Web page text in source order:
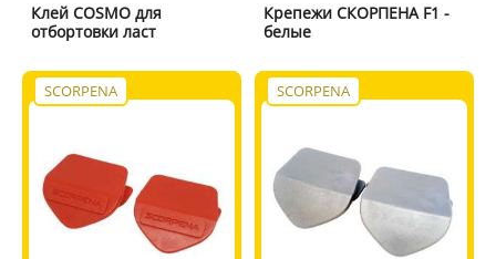
Клей COSMO для
отбортовки ласт
Крепежи СКОРПЕНА F1 -
белые
SCORPENA SCORPENA